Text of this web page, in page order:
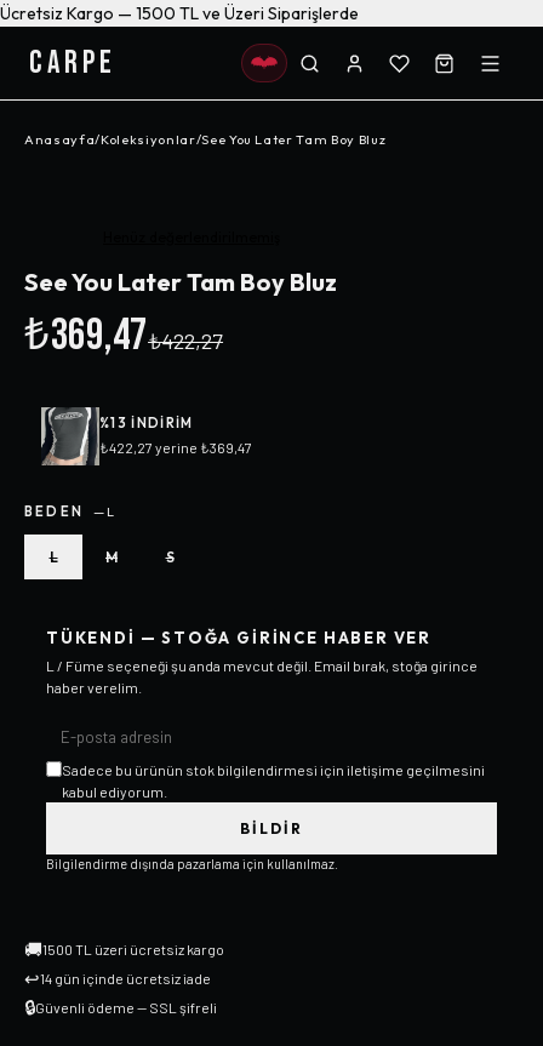
Ücretsiz Kargo — 1500 TL ve Üzeri Siparişlerde
CARPE
Anasayfa/Koleksiyonlar/See You Later Tam Boy Bluz
See You Later Tam Boy Bluz
₺369,47₺422,27
%13 INDIRIM
₺422,27 yerine ₺369,47
BEDEN — L
L M S
TÜKENDI — STOĞA GIRINCE HABER VER
L / Füme seçeneği şu anda mevcut değil. Email bırak, stoğa girince
haber verelim.
Sadece bu ürünün stok bilgilendirmesi için iletişime geçilmesini
kabul ediyorum.
BILDIR
Bilgilendirme dışında pazarlama için kullanılmaz.
🚚1500 TL üzeri ücretsiz kargo
↩14 gün içinde ücretsiz iade
🔒Güvenli ödeme — SSL şifreli